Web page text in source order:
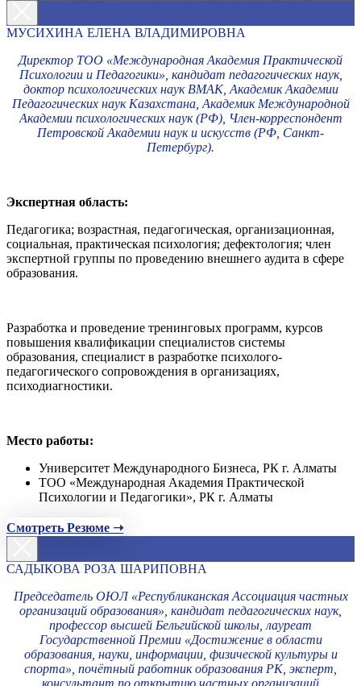
МУСИХИНА ЕЛЕНА ВЛАДИМИРОВНА
Директор ТОО «Международная Академия Практической
Психологии и Педагогики», кандидат педагогических наук,
доктор психологических наук ВМАК, Академик Академии
Педагогических наук Казахстана, Академик Международной
Академии психологических наук (РФ), Член-корреспондент
Петровской Академии наук и искусств (РФ, Санкт-
Петербург).
Экспертная область:
Педагогика; возрастная, педагогическая, организационная,
социальная, практическая психология; дефектология; член
экспертной группы по проведению внешнего аудита в сфере
образования.
Разработка и проведение тренинговых программ, курсов
повышения квалификации специалистов системы
образования, специалист в разработке психолого-
педагогического сопровождения в организациях,
психодиагностики.
Место работы:
Университет Международного Бизнеса, РК г. Алматы
ТОО «Международная Академия Практической
Психологии и Педагогики», РК г. Алматы
Смотреть Резюме ➝
САДЫКОВА РОЗА ШАРИПОВНА
Председатель ОЮЛ «Республиканская Ассоциация частных
организаций образования», кандидат педагогических наук,
профессор высшей Бельгийской школы, лауреат
Государственной Премии «Достижение в области
образования, науки, информации, физической культуры и
спорта», почётный работник образования РК, эксперт,
консультант по открытию частных организаций